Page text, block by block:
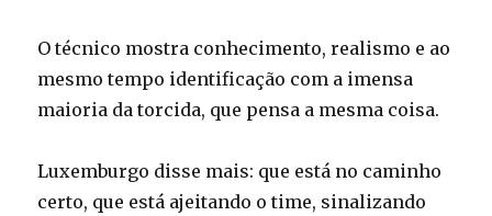
O técnico mostra conhecimento, realismo e ao
mesmo tempo identificação com a imensa
maioria da torcida, que pensa a mesma coisa.
Luxemburgo disse mais: que está no caminho
certo, que está ajeitando o time, sinalizando